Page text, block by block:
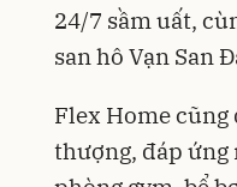
24/7 sầm uất,
san hô Vạn San
Flex Home
thượng, đáp ứng